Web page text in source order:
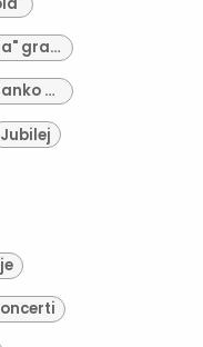
JU "Turistička organizacija" grada Derventa
JU Narodna biblioteka "Branko Radičević"
Jubilej